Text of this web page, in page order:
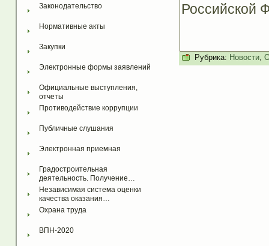
Законодательство
Нормативные акты
Закупки
Электронные формы заявлений
Официальные выступления,
отчеты
Противодействие коррупции
Публичные слушания
Электронная приемная
Градостроительная
деятельность. Получение…
Независимая система оценки
качества оказания…
Охрана труда
ВПН-2020
Российской
Рубрика: Новости,